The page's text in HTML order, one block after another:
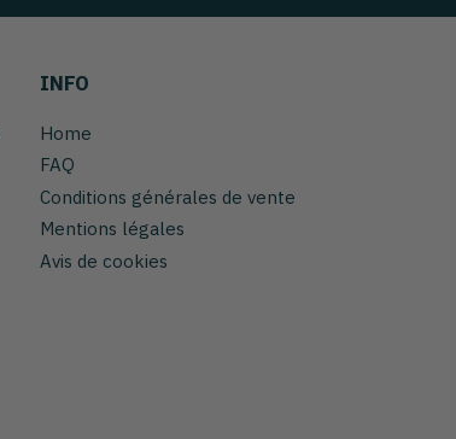
INFO
Home
FAQ
Conditions générales de vente
Mentions légales
Avis de cookies